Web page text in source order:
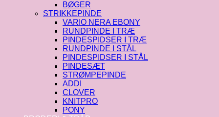
BØGER
STRIKKEPINDE
VARIO NERA EBONY
RUNDPINDE I TRÆ
PINDESPIDSER I TRÆ
RUNDPINDE I STÅL
PINDESPIDSER I STÅL
PINDESÆT
STRØMPEPINDE
ADDI
CLOVER
KNITPRO
PONY